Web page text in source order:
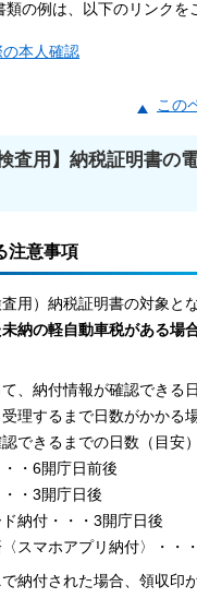
の例は、以下のリンクを
本人確認
この
査用】納税証明書の
注意事項
用）納税証明書の対象と
納の軽自動車税がある場
、納付情報が確認できる
理するまで日数がかかる
できるまでの日数（目安
・6開庁日前後
・3開庁日後
納付・・・3開庁日後
スマホアプリ納付〉・・
納付された場合、領収印